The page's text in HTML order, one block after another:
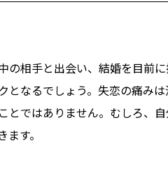
の相手と出会い、結婚を目前
となるでしょう。失恋の痛み
とではありません。むしろ、
ます。